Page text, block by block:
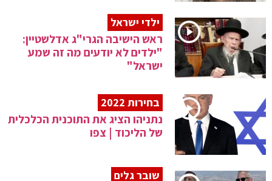
ילדי ישראל
ראש הישיבה הגרי"ג אדלשטיין:
"ילדים לא יודעים מה זה שמע
ישראל"
בחירות 2022
נתניהו הציג את התוכנית הכלכלית
של הליכוד | צפו
שובר גלים